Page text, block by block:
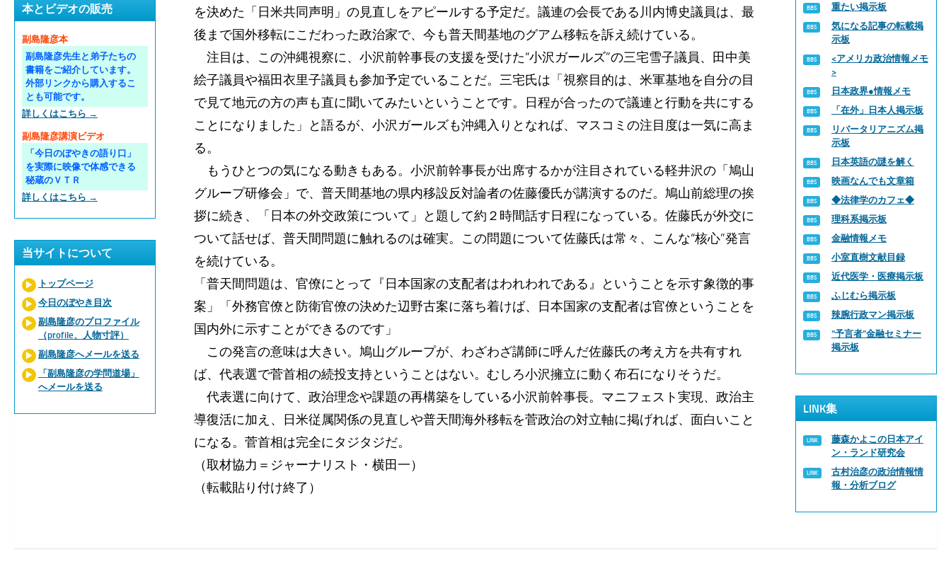
を決めた「日米共同声明」の見直しをアピールする予定だ。議連の会長である川内博史議員は、最
後まで国外移転にこだわった政治家で、今も普天間基地のグアム移転を訴え続けている。
注目は、この沖縄視察に、小沢前幹事長の支援を受けた“小沢ガールズ”の三宅雪子議員、田中美
絵子議員や福田衣里子議員も参加予定でいることだ。三宅氏は「視察目的は、米軍基地を自分の目
で見て地元の方の声も直に聞いてみたいということです。日程が合ったので議連と行動を共にする
ことになりました」と語るが、小沢ガールズも沖縄入りとなれば、マスコミの注目度は一気に高ま
る。
もうひとつの気になる動きもある。小沢前幹事長が出席するかが注目されている軽井沢の「鳩山
グループ研修会」で、普天間基地の県内移設反対論者の佐藤優氏が講演するのだ。鳩山前総理の挨
拶に続き、「日本の外交政策について」と題して約２時間話す日程になっている。佐藤氏が外交に
ついて話せば、普天間問題に触れるのは確実。この問題について佐藤氏は常々、こんな“核心”発言
を続けている。
「普天間問題は、官僚にとって『日本国家の支配者はわれわれである』ということを示す象徴的事
案」「外務官僚と防衛官僚の決めた辺野古案に落ち着けば、日本国家の支配者は官僚ということを
国内外に示すことができるのです」
この発言の意味は大きい。鳩山グループが、わざわざ講師に呼んだ佐藤氏の考え方を共有すれ
ば、代表選で菅首相の続投支持ということはない。むしろ小沢擁立に動く布石になりそうだ。
代表選に向けて、政治理念や課題の再構築をしている小沢前幹事長。マニフェスト実現、政治主
導復活に加え、日米従属関係の見直しや普天間海外移転を菅政治の対立軸に掲げれば、面白いこと
になる。菅首相は完全にタジタジだ。
（取材協力＝ジャーナリスト・横田一）
（転載貼り付け終了）
本とビデオの販売
副島隆彦本
副島隆彦先生と弟子たちの
書籍をご紹介しています。
外部リンクから購入するこ
とも可能です。
詳しくはこちら →
副島隆彦講演ビデオ
「今日のぼやきの語り口」
を実際に映像で体感できる
秘蔵のＶＴＲ
詳しくはこちら →
当サイトについて
トップページ
今日のぼやき目次
副島隆彦のプロファイル
（profile、人物寸評）
副島隆彦へメールを送る
「副島隆彦の学問道場」
へメールを送る
重たい掲示板
気になる記事の転載掲
示板
<アメリカ政治情報メモ
>
日本政界●情報メモ
「在外」日本人掲示板
リバータリアニズム掲
示板
日本英語の謎を解く
映画なんでも文章箱
◆法律学のカフェ◆
理科系掲示板
金融情報メモ
小室直樹文献目録
近代医学・医療掲示板
ふじむら掲示板
辣腕行政マン掲示板
“予言者”金融セミナー
掲示板
LINK集
藤森かよこの日本アイ
ン・ランド研究会
古村治彦の政治情報情
報・分析ブログ